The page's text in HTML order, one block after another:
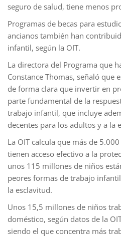
seguro de salud, tiene menos
Programas de becas para
ancianos también han
infantil, según la OIT.
La directora del Programa que
Constance Thomas, señaló que
de forma clara que invertir en
parte fundamental de la
trabajo infantil, que incluye
decentes para los adultos y a la
La OIT calcula que más de
tienen acceso efectivo a la
unos 115 millones de niños
peores formas de trabajo
la esclavitud.
Unos 15,5 millones de niños
doméstico, según datos de la
siendo el que concentra más